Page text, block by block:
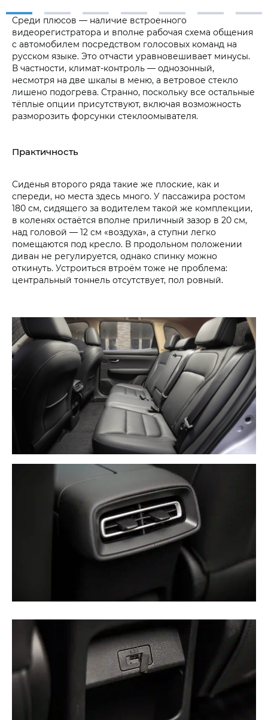
Среди плюсов — наличие встроенного
видеорегистратора и вполне рабочая схема общения
с автомобилем посредством голосовых команд на
русском языке. Это отчасти уравновешивает минусы.
В частности, климат-контроль — однозонный,
несмотря на две шкалы в меню, а ветровое стекло
лишено подогрева. Странно, поскольку все остальные
тёплые опции присутствуют, включая возможность
разморозить форсунки стеклоомывателя.
Практичность
Сиденья второго ряда такие же плоские, как и
спереди, но места здесь много. У пассажира ростом
180 см, сидящего за водителем такой же комплекции,
в коленях остаётся вполне приличный зазор в 20 см,
над головой — 12 см «воздуха», а ступни легко
помещаются под кресло. В продольном положении
диван не регулируется, однако спинку можно
откинуть. Устроиться втроём тоже не проблема:
центральный тоннель отсутствует, пол ровный.